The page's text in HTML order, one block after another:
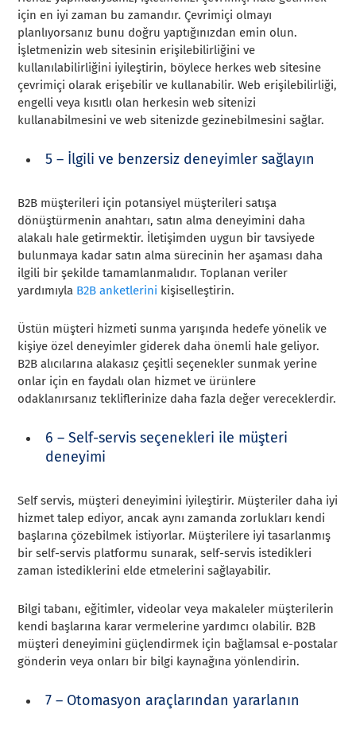
için en iyi zaman bu zamandır. Çevrimiçi olmayı
planlıyorsanız bunu doğru yaptığınızdan emin olun.
İşletmenizin web sitesinin erişilebilirliğini ve
kullanılabilirliğini iyileştirin, böylece herkes web sitesine
çevrimiçi olarak erişebilir ve kullanabilir. Web erişilebilirliği,
engelli veya kısıtlı olan herkesin web sitenizi
kullanabilmesini ve web sitenizde gezinebilmesini sağlar.
5 – İlgili ve benzersiz deneyimler sağlayın
B2B müşterileri için potansiyel müşterileri satışa
dönüştürmenin anahtarı, satın alma deneyimini daha
alakalı hale getirmektir. İletişimden uygun bir tavsiyede
bulunmaya kadar satın alma sürecinin her aşaması daha
ilgili bir şekilde tamamlanmalıdır. Toplanan veriler
yardımıyla B2B anketlerini kişiselleştirin.
Üstün müşteri hizmeti sunma yarışında hedefe yönelik ve
kişiye özel deneyimler giderek daha önemli hale geliyor.
B2B alıcılarına alakasız çeşitli seçenekler sunmak yerine
onlar için en faydalı olan hizmet ve ürünlere
odaklanırsanız tekliflerinize daha fazla değer vereceklerdir.
6 – Self-servis seçenekleri ile müşteri
deneyimi
Self servis, müşteri deneyimini iyileştirir. Müşteriler daha iyi
hizmet talep ediyor, ancak aynı zamanda zorlukları kendi
başlarına çözebilmek istiyorlar. Müşterilere iyi tasarlanmış
bir self-servis platformu sunarak, self-servis istedikleri
zaman istediklerini elde etmelerini sağlayabilir.
Bilgi tabanı, eğitimler, videolar veya makaleler müşterilerin
kendi başlarına karar vermelerine yardımcı olabilir. B2B
müşteri deneyimini güçlendirmek için bağlamsal e-postalar
gönderin veya onları bir bilgi kaynağına yönlendirin.
7 – Otomasyon araçlarından yararlanın